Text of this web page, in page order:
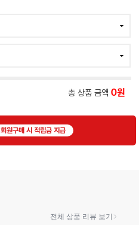
총 상품 금액 0
회원구매 시 적립금 지급